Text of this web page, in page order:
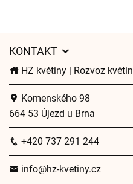
KONTAKT
HZ květiny | Rozvoz květin
Komenského 98
664 53 Újezd u Brna
+420 737 291 244
info@hz-kvetiny.cz